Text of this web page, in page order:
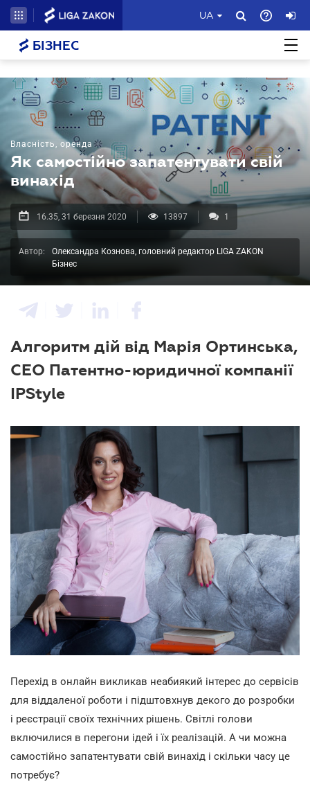
UA
БІЗНЕС
Власність, оренда
Як самостійно запатентувати свій
винахід
16.35, 31 березня 2020 13897 1
Автор:
Олександра Кознова, головний редактор LIGA ZAKON
Бізнес
Алгоритм дій від Марія Ортинська,
CEO Патентно-юридичної компанії
IPStyle
Перехід в онлайн викликав неабиякий інтерес до сервісів
для віддаленої роботи і підштовхнув декого до розробки
і реєстрації своїх технічних рішень. Світлі голови
включилися в перегони ідей і їх реалізацій. А чи можна
самостійно запатентувати свій винахід і скільки часу це
потребує?